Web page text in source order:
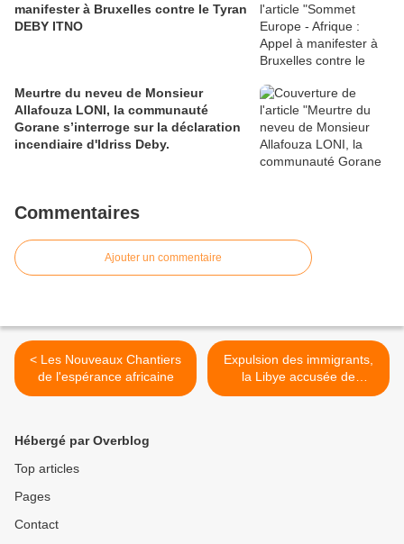
manifester à Bruxelles contre le Tyran
DEBY ITNO
Meurtre du neveu de Monsieur
Allafouza LONI, la communauté
Gorane s’interroge sur la déclaration
incendiaire d'Idriss Deby.
Commentaires
Ajouter un commentaire
< Les Nouveaux Chantiers
de l'espérance africaine
Expulsion des immigrants,
la Libye accusée de
récurrentes violations des
Hébergé par Overblog
Top articles
Pages
Contact